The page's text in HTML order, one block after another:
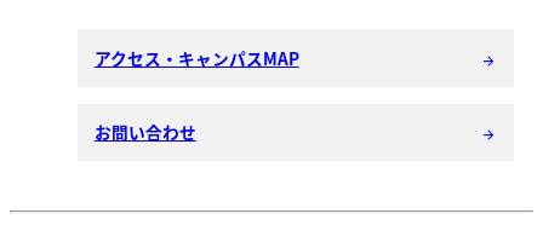
アクセス・キャンパスMAP arrow_forward
お問い合わせ arrow_forward